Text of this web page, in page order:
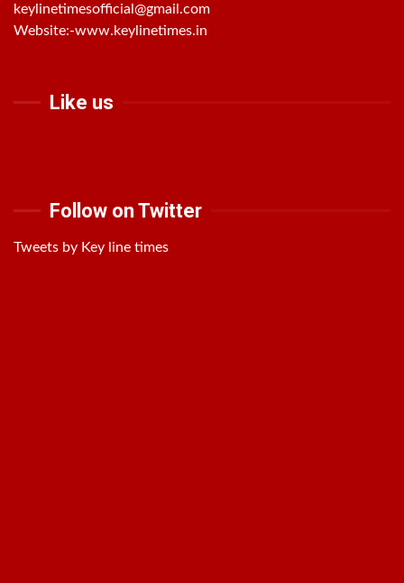
keylinetimesofficial@gmail.com
Website:-www.keylinetimes.in
Like us
Follow on Twitter
Tweets by Key line times